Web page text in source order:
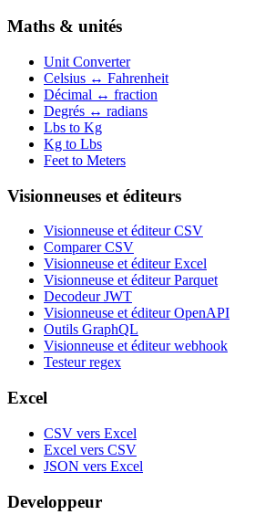
Maths & unités
Unit Converter
Celsius ↔ Fahrenheit
Décimal ↔ fraction
Degrés ↔ radians
Lbs to Kg
Kg to Lbs
Feet to Meters
Visionneuses et éditeurs
Visionneuse et éditeur CSV
Comparer CSV
Visionneuse et éditeur Excel
Visionneuse et éditeur Parquet
Decodeur JWT
Visionneuse et éditeur OpenAPI
Outils GraphQL
Visionneuse et éditeur webhook
Testeur regex
Excel
CSV vers Excel
Excel vers CSV
JSON vers Excel
Developpeur